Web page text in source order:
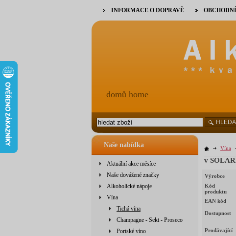
Naše nabídka
Aktuální akce měsíce
Naše dovážené značky
Alkoholické nápoje
Vína
Tichá vína
Champagne - Sekt - Proseco
Portské víno
Vína
v
Výrobce
Kód
produktu
EAN kód
Dostupnost
Prodávající
INFORMACE O DOPRAVĚ
domů home